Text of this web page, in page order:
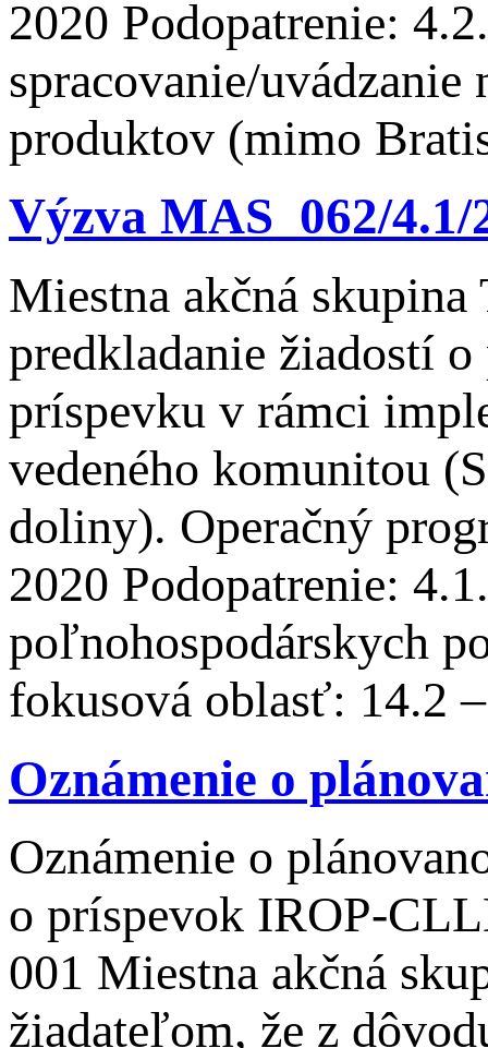
2020 Podopatrenie:
spracovanie/
produktov (mimo
Výzva MAS_062/4.1/
Miestna akčná
predkladanie žiadostí
príspevku v rámci
vedeného komunitou
doliny). Operačný
2020 Podopatrenie:
poľnohospodárskych
fokusová oblasť: 14.2
Oznámenie o
Oznámenie o
o príspevok IROP-
001 Miestna akčná
žiadateľom, že z